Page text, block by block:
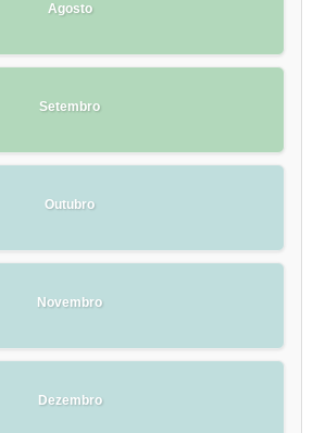
Agosto
Setembro
Outubro
Novembro
Dezembro